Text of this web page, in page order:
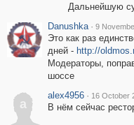
Дальнейшую
Danushka · 9
Это как раз
дней - http://
Модераторы,
шоссе
a
alex4956 · 16 October
В нём сейчас